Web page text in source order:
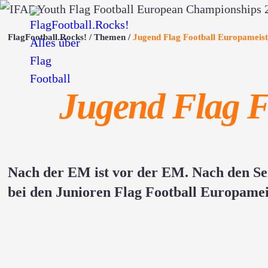
FlagFootball.Rocks! Themen Jugend Flag Football
Jugend Flag
Nach der EM ist vor der EM. Nach den
bei den Junioren Flag Football